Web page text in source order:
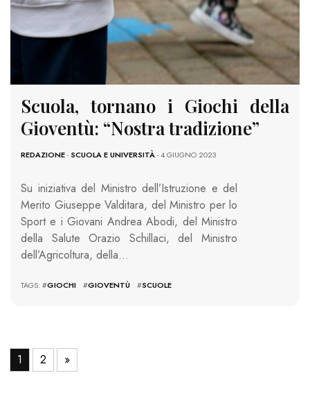
Scuola, tornano i Giochi della
Gioventù: “Nostra tradizione”
REDAZIONE-SCUOLA E UNIVERSITÀ- 4 GIUGNO 2023
Su iniziativa del Ministro dell’Istruzione e del
Merito Giuseppe Valditara, del Ministro per lo
Sport e i Giovani Andrea Abodi, del Ministro
della Salute Orazio Schillaci, del Ministro
dell’Agricoltura, della…
TAGS: #GIOCHI #GIOVENTÙ #SCUOLE
1 2 »